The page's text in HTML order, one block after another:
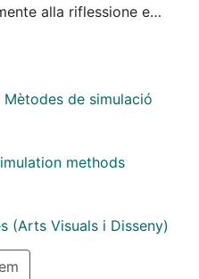
alla riflessione e
vita delle persone
sulla realtà e a
alle potenzialità
questa posizione
più difficile da
campo dell'arte?
su questa
dei lavori paradigmatici
che utilizzarono
Mètodes de simulació
methods
(Arts Visuals i Disseny)